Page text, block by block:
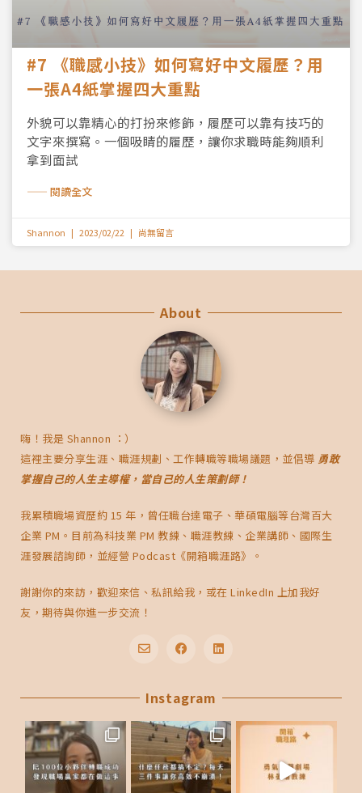
#7 《職感小技》如何寫好中文履歷？用
一張A4紙掌握四大重點
外貌可以靠精心的打扮來修飾，履歷可以靠有技巧的
文字來撰寫。一個吸睛的履歷，讓你求職時能夠順利
拿到面試
—— 閱讀全文
Shannon 2023/02/22 尚無留言
About
嗨！我是 Shannon ：）
這裡主要分享生涯、職涯規劃、工作轉職等職場議題，並倡導 勇敢
掌握自己的人生主導權，當自己的人生策劃師！
我累積職場資歷約 15 年，曾任職台達電子、華碩電腦等台灣百大
企業 PM。目前為科技業 PM 教練、職涯教練、企業講師、國際生
涯發展諮詢師，並經營 Podcast《開箱職涯路》。
謝謝你的來訪，歡迎來信、私訊給我，或在 LinkedIn 上加我好
友，期待與你進一步交流！
e
l
o
p
e
F
e
b
o
o
k
k
d
i
n
Instagram